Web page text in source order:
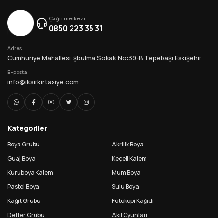
Cumhuriye Mahallesi İşbulma Sokak No:39-B Tepebaşı Eskişehir
info@iksirkirtasiye.com
Kategoriler
Boya Grubu
Akrilik Boya
Guaj Boya
Keçeli Kalem
Kuruboya Kalem
Mum Boya
Pastel Boya
Sulu Boya